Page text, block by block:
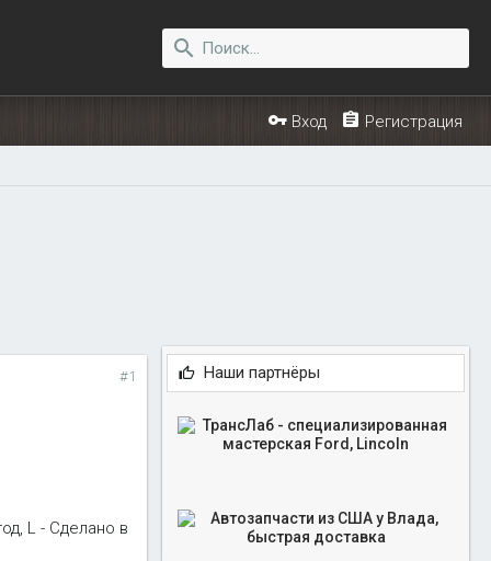
Вход Регистрация
#1
L - Сделано в
Наши партнёры